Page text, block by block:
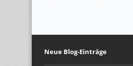
Neue Blog-Einträge